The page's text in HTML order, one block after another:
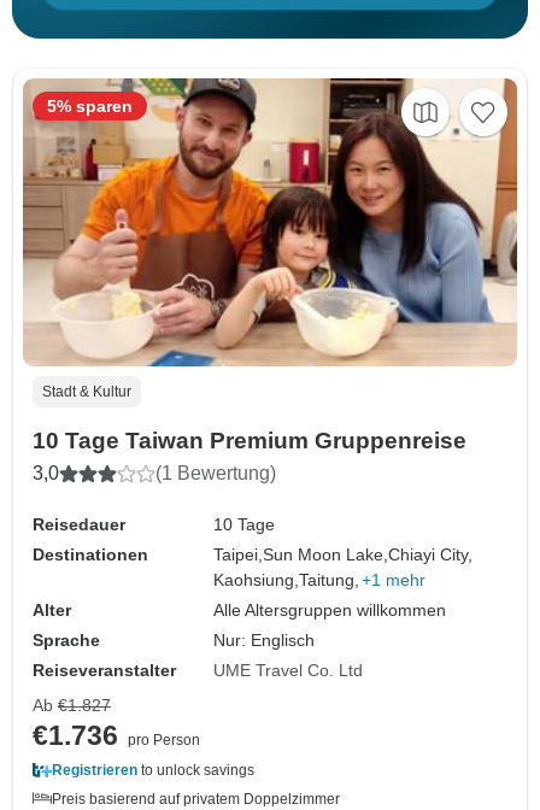
Stadt & Kultur
10 Tage Taiwan Premium Gruppenreise
3,0 (1 Bewertung)
Reisedauer
10 Tage
Destinationen
Taipei,Sun Moon Lake,Chiayi City,
Kaohsiung,Taitung, +1 mehr
Alter
Alle Altersgruppen willkommen
Sprache
Nur: Englisch
Reiseveranstalter
UME Travel Co. Ltd
5% sparen
Ab €1.827
€1.736
pro Person
Registrieren to unlock savings
Preis basierend auf privatem Doppelzimmer